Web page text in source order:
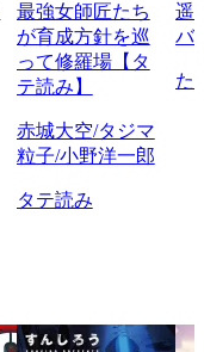
最強女師匠たち
が育成方針を巡
って修羅場【タ
テ読み】
赤城大空/タジマ
粒子/小野洋一郎
タテ読み
遥
バ
た